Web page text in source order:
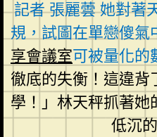
記者 張麗蕓 她對著
規，試圖在單戀傻氣
享會議室可被量化的
徹底的失衡！這違背
學！」林天秤抓著她
低沉